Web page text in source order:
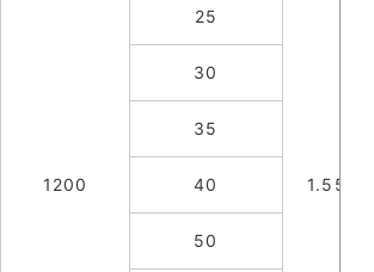
1200 1.55
25
30
35
40
50